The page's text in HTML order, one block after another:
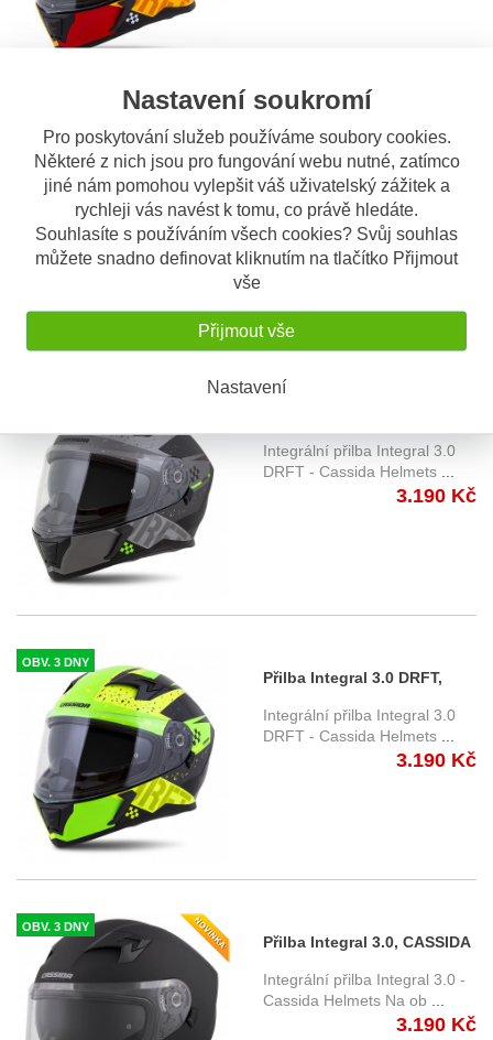
Nastavení soukromí
Pro poskytování služeb používáme soubory cookies.
Některé z nich jsou pro fungování webu nutné, zatímco
jiné nám pomohou vylepšit váš uživatelský zážitek a
rychleji vás navést k tomu, co právě hledáte.
Souhlasíte s používáním všech cookies? Svůj souhlas
můžete snadno definovat kliknutím na tlačítko Přijmout
vše
Přijmout vše
Nastavení
OBV. 3 DNY
Přilba Integral 3.0 DRFT,
CASSIDA - ČR (šedá matná/
černá/oranžová) , čiré +
tmavé plexi
Integrální přilba Integral 3.0
DRFT - Cassida Helmets
3.190 Kč
CASSIDA - ČR (šedá matná/
černá/zelená) , čiré + tmavé
Integrální přilba Integral 3.0
DRFT - Cassida Helmets
3.190 Kč
OBV. 3 DNY
Přilba Integral 3.0 DRFT,
CASSIDA - ČR (žlutá
perleť/zelená/černá) , čiré +
Integrální přilba Integral 3.0
DRFT - Cassida Helmets
3.190 Kč
OBV. 3 DNY
Přilba Integral 3.0, CASSIDA
- ČR (černá matná) , čiré +
tmavé plexi
Integrální přilba Integral 3.0 -
Cassida Helmets Na ob
3.190 Kč